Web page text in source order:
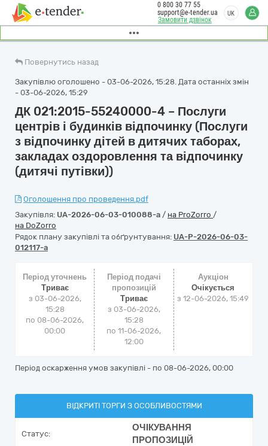
Замовити дзвінок
0 800 30 77 55
support@e-tender.ua
UK
Повернутись назад
Закупівлю оголошено - 03-06-2026, 15:28. Дата останніх змін
- 03-06-2026, 15:29
ДК 021:2015-55240000-4 – Послуги
центрів і будинків відпочинку (Послуги
з відпочинку дітей в дитячих таборах,
закладах оздоровлення та відпочинку
(дитячі путівки))
Оголошення про проведення.pdf
Закупівля: UA-2026-06-03-010088-a / на ProZorro /
на DoZorro
Рядок плану закупівлі та обґрунтування: UA-P-2026-06-03-
012117-a
Період уточнень
Триває
з 03-06-2026,
15:28
по 08-06-2026,
00:00
Період подачі
пропозицій
Триває
з 03-06-2026,
15:28
по 11-06-2026,
12:00
Аукціон
Очікується
з12-06-2026, 15:49
Період оскарження умов закупівлі - по 08-06-2026, 00:00
ВІДКРИТІ ТОРГИ З ОСОБЛИВОСТЯМИ
Статус:
ОЧІКУВАННЯ
ПРОПОЗИЦІЙ